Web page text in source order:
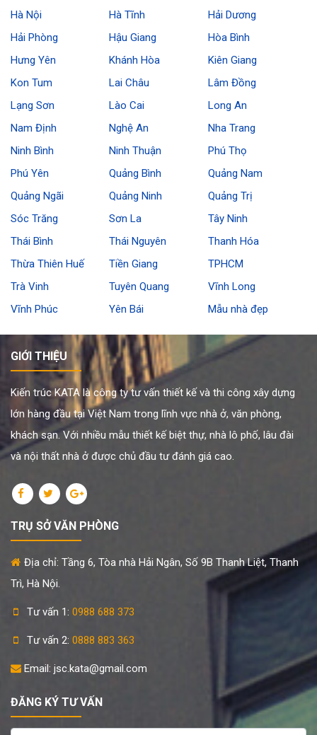
Hà Nội
Hà Tĩnh
Hải Dương
Hải Phòng
Hậu Giang
Hòa Bình
Hưng Yên
Khánh Hòa
Kiên Giang
Kon Tum
Lai Châu
Lâm Đồng
Lạng Sơn
Lào Cai
Long An
Nam Định
Nghệ An
Nha Trang
Ninh Bình
Ninh Thuận
Phú Thọ
Phú Yên
Quảng Bình
Quảng Nam
Quảng Ngãi
Quảng Ninh
Quảng Trị
Sóc Trăng
Sơn La
Tây Ninh
Thái Bình
Thái Nguyên
Thanh Hóa
Thừa Thiên Huế
Tiền Giang
TPHCM
Trà Vinh
Tuyên Quang
Vĩnh Long
Vĩnh Phúc
Yên Bái Mẫu nhà đẹp
GIỚI THIỆU
Kiến trúc KATA là công ty tư vấn thiết kế và thi công xây dựng
lớn hàng đầu tại Việt Nam trong lĩnh vực nhà ở, văn phòng,
khách sạn. Với nhiều mẫu thiết kế biệt thự, nhà lô phố, lâu đài
và nội thất nhà ở được chủ đầu tư đánh giá cao.
TRỤ SỞ VĂN PHÒNG
Địa chỉ: Tầng 6, Tòa nhà Hải Ngân, Số 9B Thanh Liệt, Thanh
Trì, Hà Nội.
Tư vấn 1: 0988 688 373
Tư vấn 2: 0888 883 363
Email: jsc.kata@gmail.com
ĐĂNG KÝ TƯ VẤN